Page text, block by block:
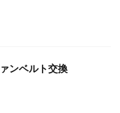
ンベルト交換